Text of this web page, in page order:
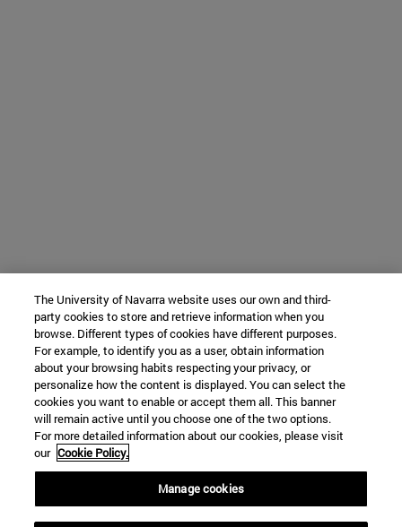
The University of Navarra website uses our own and third-
party cookies to store and retrieve information when you
browse. Different types of cookies have different purposes.
For example, to identify you as a user, obtain information
about your browsing habits respecting your privacy, or
personalize how the content is displayed. You can select the
cookies you want to enable or accept them all. This banner
will remain active until you choose one of the two options.
For more detailed information about our cookies, please visit
our Cookie Policy.
Manage cookies